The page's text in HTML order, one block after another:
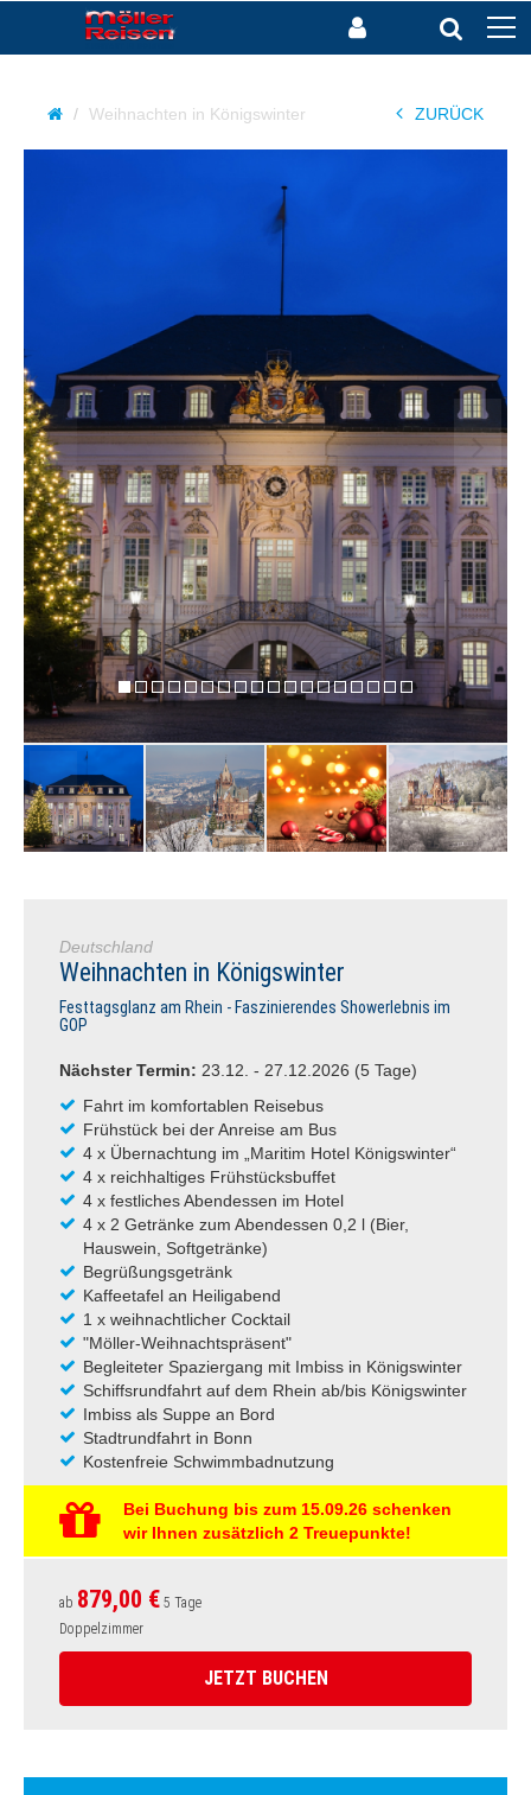
Weihnachten in Königswinter ZURÜCK
Deutschland
Weihnachten in Königswinter
Festtagsglanz am Rhein - Faszinierendes Showerlebnis im
GOP
Nächster Termin: 23.12. - 27.12.2026 (5 Tage)
Fahrt im komfortablen Reisebus
Frühstück bei der Anreise am Bus
4 x Übernachtung im „Maritim Hotel Königswinter“
4 x reichhaltiges Frühstücksbuffet
4 x festliches Abendessen im Hotel
4 x 2 Getränke zum Abendessen 0,2 l (Bier,
Hauswein, Softgetränke)
Begrüßungsgetränk
Kaffeetafel an Heiligabend
1 x weihnachtlicher Cocktail
"Möller-Weihnachtspräsent"
Begleiteter Spaziergang mit Imbiss in Königswinter
Schiffsrundfahrt auf dem Rhein ab/bis Königswinter
Imbiss als Suppe an Bord
Stadtrundfahrt in Bonn
Kostenfreie Schwimmbadnutzung
Bei Buchung bis zum 15.09.26 schenken
wir Ihnen zusätzlich 2 Treuepunkte!
ab 879,00 € 5 Tage
Doppelzimmer
JETZT BUCHEN